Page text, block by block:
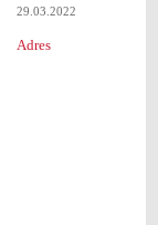
29.03.2022
Adres